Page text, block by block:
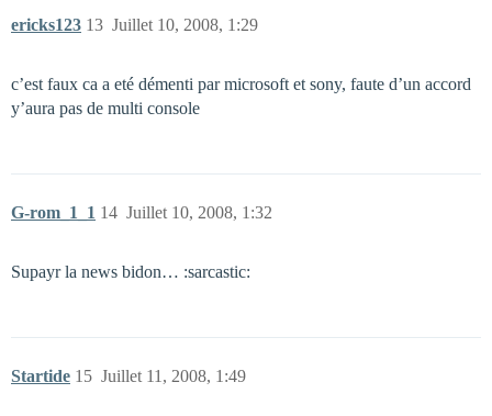
ericks123 Juillet 10, 2008, 1:29
13
c’est faux ca a eté démenti par microsoft et sony, faute d’un accord
y’aura pas de multi console
G-rom_1_1 Juillet 10, 2008, 1:32
14
Supayr la news bidon… :sarcastic:
Startide Juillet 11, 2008, 1:49
15